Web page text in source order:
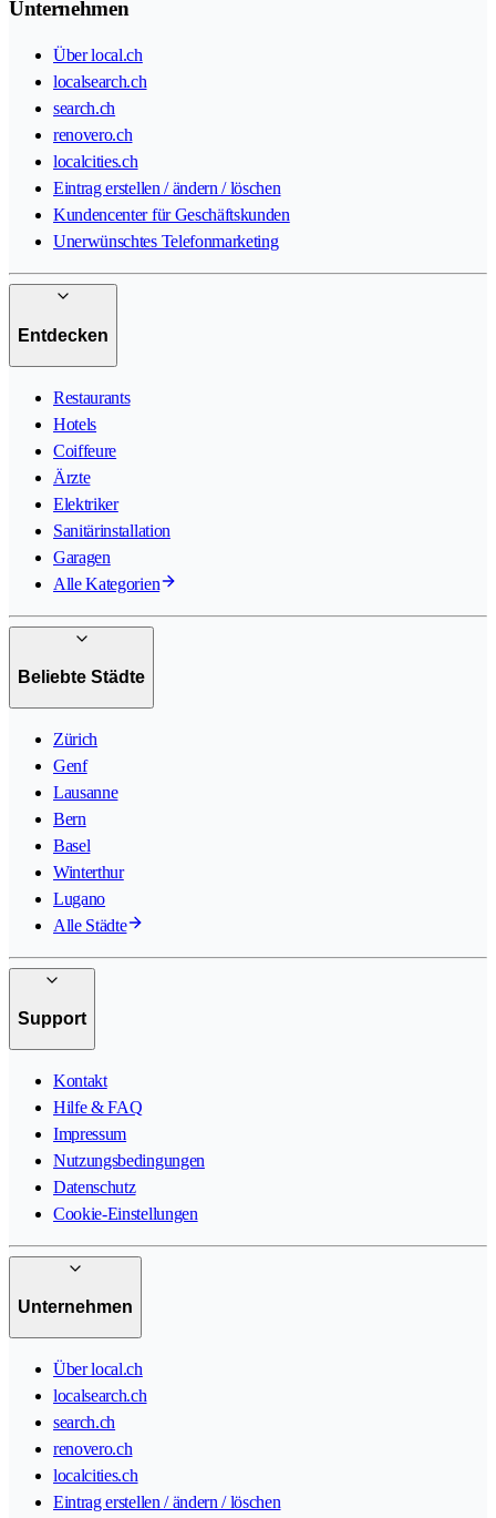
Unternehmen
Über local.ch
localsearch.ch
search.ch
renovero.ch
localcities.ch
Eintrag erstellen / ändern / löschen
Kundencenter für Geschäftskunden
Unerwünschtes Telefonmarketing
Entdecken
Restaurants
Hotels
Coiffeure
Ärzte
Elektriker
Sanitärinstallation
Garagen
Alle Kategorien
Beliebte Städte
Zürich
Genf
Lausanne
Bern
Basel
Winterthur
Lugano
Alle Städte
Support
Kontakt
Hilfe & FAQ
Impressum
Nutzungsbedingungen
Datenschutz
Cookie-Einstellungen
Unternehmen
Über local.ch
localsearch.ch
search.ch
renovero.ch
localcities.ch
Eintrag erstellen / ändern / löschen